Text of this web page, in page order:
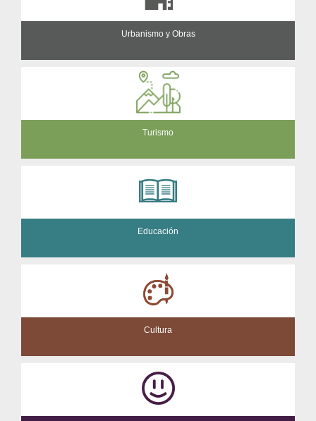
Urbanismo y Obras
Turismo
Educación
Cultura